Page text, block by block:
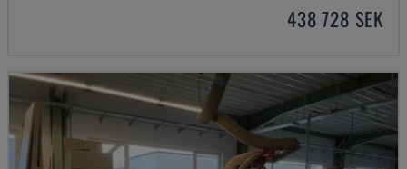
438 728 SEK